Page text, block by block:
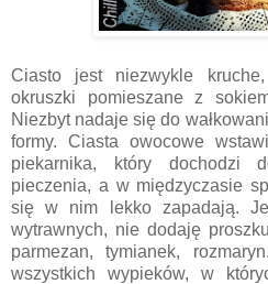
Ciasto jest niezwykle
okruszki pomieszane z
Niezbyt nadaje się do
formy. Ciasta owocowe
piekarnika, który dochodzi
pieczenia, a w międzyczasie
się w nim lekko zapadają.
wytrawnych, nie dodaję
parmezan, tymianek,
wszystkich wypieków, w